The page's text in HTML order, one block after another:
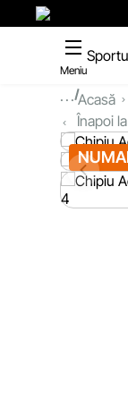
Meniu
...Acasă
Înapoi